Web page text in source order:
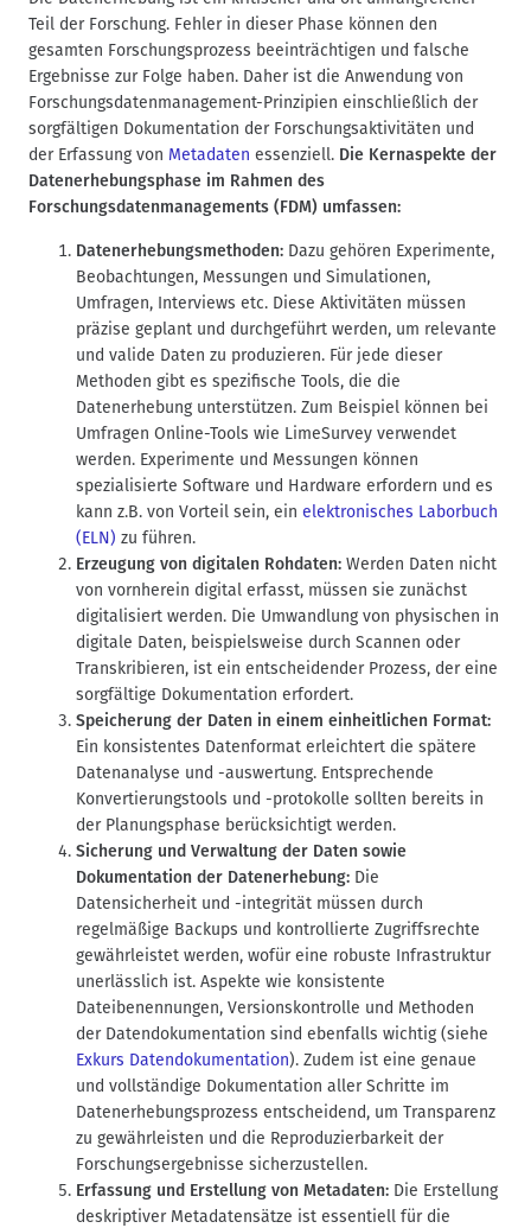
n
a
v
i
g
a
t
i
Teil der Forschung. Fehler in dieser Phase können den
gesamten Forschungsprozess beeinträchtigen und falsche
Ergebnisse zur Folge haben. Daher ist die Anwendung von
Forschungsdatenmanagement-Prinzipien einschließlich der
sorgfältigen Dokumentation der Forschungsaktivitäten und
der Erfassung von Metadaten essenziell. Die Kernaspekte der
Datenerhebungsphase im Rahmen des
Forschungsdatenmanagements (FDM) umfassen:
Datenerhebungsmethoden: Dazu gehören Experimente,
Beobachtungen, Messungen und Simulationen,
Umfragen, Interviews etc. Diese Aktivitäten müssen
präzise geplant und durchgeführt werden, um relevante
und valide Daten zu produzieren. Für jede dieser
Methoden gibt es spezifische Tools, die die
Datenerhebung unterstützen. Zum Beispiel können bei
Umfragen Online-Tools wie LimeSurvey verwendet
werden. Experimente und Messungen können
spezialisierte Software und Hardware erfordern und es
kann z.B. von Vorteil sein, ein elektronisches Laborbuch
(ELN) zu führen.
Erzeugung von digitalen Rohdaten: Werden Daten nicht
von vornherein digital erfasst, müssen sie zunächst
digitalisiert werden. Die Umwandlung von physischen in
digitale Daten, beispielsweise durch Scannen oder
Transkribieren, ist ein entscheidender Prozess, der eine
sorgfältige Dokumentation erfordert.
Speicherung der Daten in einem einheitlichen Format:
Ein konsistentes Datenformat erleichtert die spätere
Datenanalyse und -auswertung. Entsprechende
Konvertierungstools und -protokolle sollten bereits in
der Planungsphase berücksichtigt werden.
Sicherung und Verwaltung der Daten sowie
Dokumentation der Datenerhebung: Die
Datensicherheit und -integrität müssen durch
regelmäßige Backups und kontrollierte Zugriffsrechte
gewährleistet werden, wofür eine robuste Infrastruktur
unerlässlich ist. Aspekte wie konsistente
Dateibenennungen, Versionskontrolle und Methoden
der Datendokumentation sind ebenfalls wichtig (siehe
Exkurs Datendokumentation). Zudem ist eine genaue
und vollständige Dokumentation aller Schritte im
Datenerhebungsprozess entscheidend, um Transparenz
zu gewährleisten und die Reproduzierbarkeit der
Forschungsergebnisse sicherzustellen.
Erfassung und Erstellung von Metadaten: Die Erstellung
deskriptiver Metadatensätze ist essentiell für die